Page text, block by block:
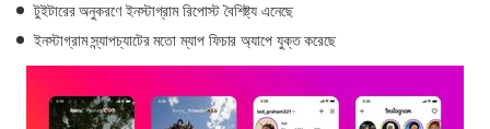
টুইটারের অনুকরণে ইনস্টাগ্রাম রিপোস্ট বৈশিষ্ট্য এনেছে
ইনস্টাগ্রাম স্ন্যাপচ্যাটের মতো ম্যাপ ফিচার অ্যাপে যুক্ত করেছে